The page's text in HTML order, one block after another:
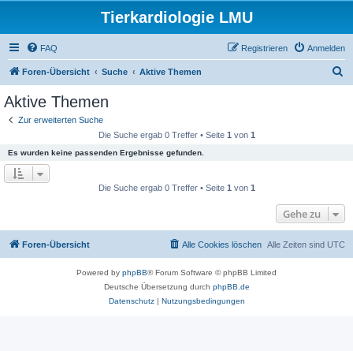
Tierkardiologie LMU
FAQ Anmelden
Registrieren
Foren-Übersicht Suche Aktive Themen
Aktive Themen
Zur erweiterten Suche
Die Suche ergab 0 Treffer • Seite 1 von 1
Es wurden keine passenden Ergebnisse gefunden.
Die Suche ergab 0 Treffer • Seite 1 von 1
Gehe zu
Foren-Übersicht Alle Zeiten sind UTC
Alle Cookies löschen
Powered by phpBB® Forum Software © phpBB Limited
Deutsche Übersetzung durch phpBB.de
Datenschutz| Nutzungsbedingungen